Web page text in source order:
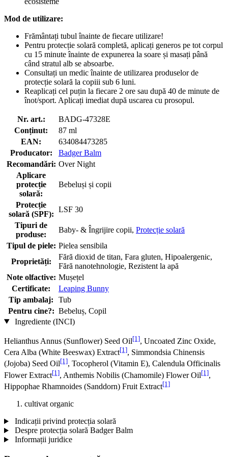
Mod de utilizare:
Frământați tubul înainte de fiecare utilizare!
Pentru protecție solară completă, aplicați generos pe tot corpul
cu 15 minute înainte de expunerea la soare și masați până
când stratul alb se absoarbe.
Consultați un medic înainte de utilizarea produselor de
protecție solară la copiii sub 6 luni.
Reaplicați cel puțin la fiecare 2 ore sau după 40 de minute de
înot/sport. Aplicați imediat după uscarea cu prosopul.
Nr. art.:
BADG-47328E
Conținut:
87 ml
EAN:
634084473285
Producator:
Badger Balm
Recomandări: Over Night
Aplicare
protecție
solară:
Bebeluși și copii
Protecție
solară (SPF):
LSF 30
Tipuri de
produse:
Baby- & Îngrijire copii, Protecție solară
Tipul de piele: Pielea sensibila
Proprietăți:
Fără dioxid de titan, Fara gluten, Hipoalergenic,
Fără nanotehnologie, Rezistent la apă
Note olfactive: Mușețel
Certificate:
Leaping Bunny
Tip ambalaj:
Tub
Pentru cine?: Bebeluș, Copil
Ingrediente (INCI)
Helianthus Annus (Sunflower) Seed Oil[1], Uncoated Zinc Oxide,
Cera Alba (White Beeswax) Extract[1], Simmondsia Chinensis
(Jojoba) Seed Oil[1], Tocopherol (Vitamin E), Calendula Officinalis
Flower Extract[1], Anthemis Nobilis (Chamomile) Flower Oil[1],
Hippophae Rhamnoides (Sanddorn) Fruit Extract[1]
cultivat organic
Indicații privind protecția solară
Despre protecția solară Badger Balm
Informații juridice